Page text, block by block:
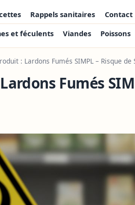
Rappels sanitaires
Contact
et féculents Viandes Poissons
: Lardons Fumés SIMPL – Risque de
Fumés